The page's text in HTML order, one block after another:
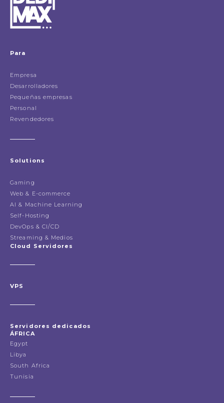
Para
Empresa
Desarrolladores
Pequeñas empresas
Personal
Revendedores
Solutions
Gaming
Web & E-commerce
AI & Machine Learning
Self-Hosting
DevOps & CI/CD
Streaming & Medios
Cloud Servidores
VPS
Servidores dedicados
ÁFRICA
Egypt
Libya
South Africa
Tunisia